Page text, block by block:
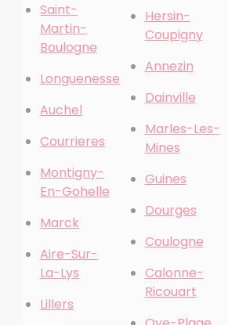
Saint-
Martin-
Boulogne
Longuenesse
Auchel
Courrieres
Montigny-
En-Gohelle
Marck
Aire-Sur-
La-Lys
Lillers
Hersin-
Coupigny
Annezin
Dainville
Marles-Les-
Mines
Guines
Dourges
Coulogne
Calonne-
Ricouart